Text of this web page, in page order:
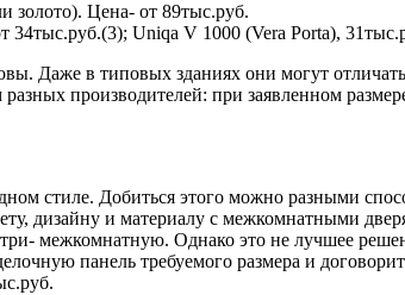
золото). Цена- от 89тыс.руб.
34тыс.руб.(3); Uniqa V 1000 (Vera Porta),
Даже в типовых зданиях они могут
производителей: при заявленном
стиле. Добиться этого можно разными
дизайну и материалу с межкомнатными
межкомнатную. Однако это не лучшее
панель требуемого размера и